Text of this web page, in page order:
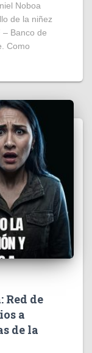
Noboa
de la niñez
– Banco de
Como
Red de
a
de la